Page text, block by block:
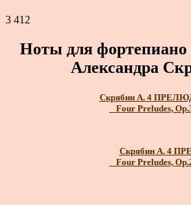
3 412
Ноты для фортепиано
Александра
Скрябин А. 4
_ Four Preludes,
Скрябин А. 4
_ Four Preludes,